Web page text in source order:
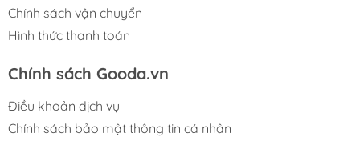
Chính sách vận chuyển
Hình thức thanh toán
Chính sách Gooda.vn
Điều khoản dịch vụ
Chính sách bảo mật thông tin cá nhân